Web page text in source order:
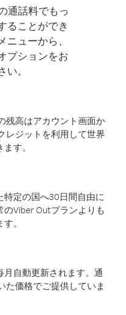
通話料でもっ
ることができ
ニューから、
プションをお
い。
残高はアカウント画面か
レジットを利用して世界
す。
定の国へ30日間自由に
Viber Outプランよりも
。
自動更新されます。通
た価格でご提供していま